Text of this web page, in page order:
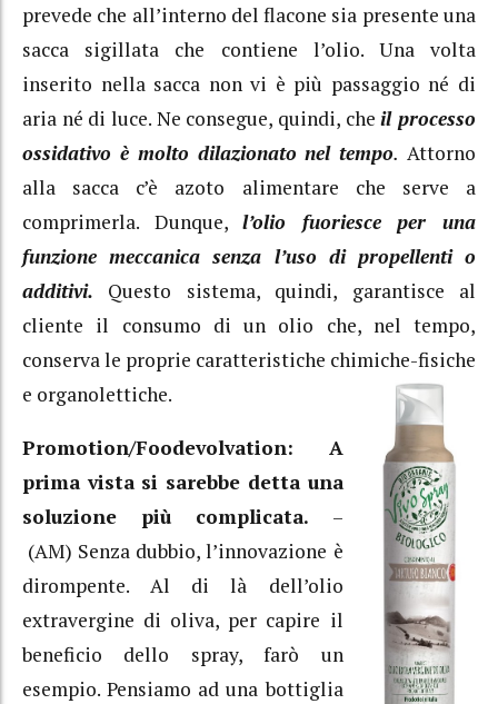
prevede che all’interno del flacone sia presente una
sacca sigillata che contiene l’olio. Una volta
inserito nella sacca non vi è più passaggio né di
aria né di luce. Ne consegue, quindi, cheil processo
ossidativo è molto dilazionato nel tempo. Attorno
alla sacca c’è azoto alimentare che serve a
comprimerla. Dunque,l’olio fuoriesce per una
funzione meccanica senza l’uso di propellenti o
additivi. Questo sistema, quindi, garantisce al
cliente il consumo di un olio che, nel tempo,
conserva le proprie caratteristiche chimiche-fisiche
e organolettiche.
Promotion/Foodevolvation: A
prima vista si sarebbe detta una
soluzione più complicata. –
(AM) Senza dubbio, l’innovazione è
dirompente. Al di là dell’olio
extravergine di oliva, per capire il
beneficio dello spray, farò un
esempio. Pensiamo ad una bottiglia